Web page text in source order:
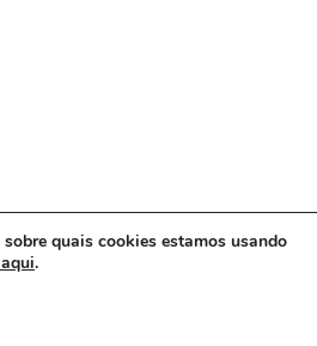
quais cookies estamos usando
.